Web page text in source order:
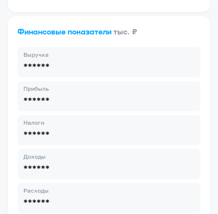
Финансовые показатели тыс. ₽
Выручка
******
Прибыль
******
Налоги
******
Доходы
******
Расходы
******